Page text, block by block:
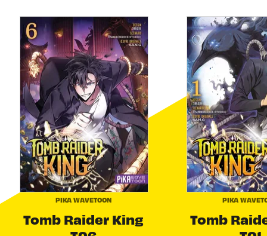
PIKA WAVETOON
Tomb Raider King
PIKA
Tomb